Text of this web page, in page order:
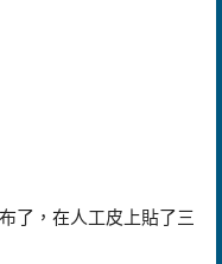
了，在人工皮上貼了三